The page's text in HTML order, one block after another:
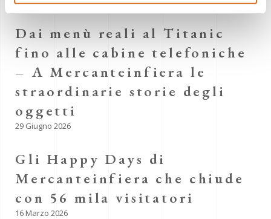
COMUNICATI STAMPA
Dai menù reali al Titanic
fino alle cabine telefoniche
– A Mercanteinfiera le
straordinarie storie degli
oggetti
29 Giugno 2026
Gli Happy Days di
Mercanteinfiera che chiude
con 56 mila visitatori
16 Marzo 2026